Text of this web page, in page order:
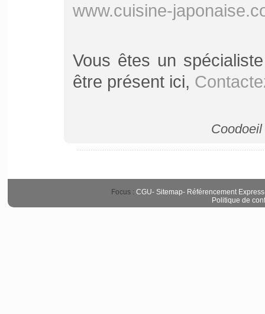
www.cuisine-
Vous êtes un
être présent ici,
Focus : CGU- Sitemap- Référencement Express
Politique de